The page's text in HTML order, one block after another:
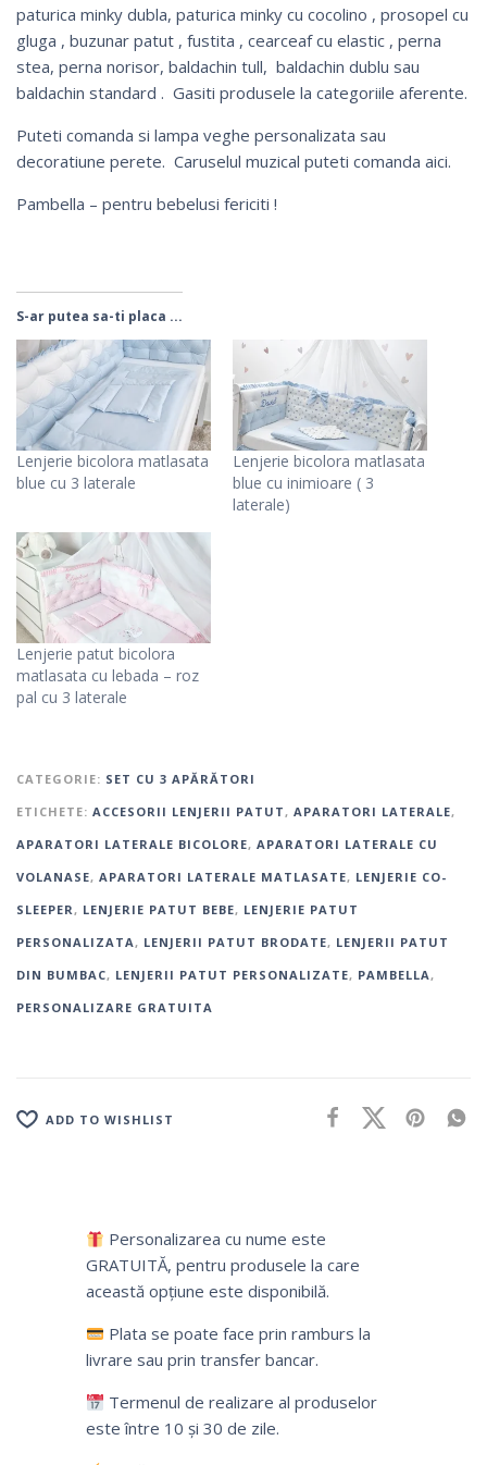
paturica minky dubla, paturica minky cu cocolino , prosopel cu
gluga , buzunar patut , fustita , cearceaf cu elastic , perna
stea, perna norisor, baldachin tull, baldachin dublu sau
baldachin standard . Gasiti produsele la categoriile aferente.
Puteti comanda si lampa veghe personalizata sau
decoratiune perete. Caruselul muzical puteti comanda aici.
Pambella – pentru bebelusi fericiti !
S-ar putea sa-ti placa ...
Lenjerie bicolora matlasata
blue cu 3 laterale
Lenjerie bicolora matlasata
blue cu inimioare ( 3
laterale)
Lenjerie patut bicolora
matlasata cu lebada – roz
pal cu 3 laterale
CATEGORIE: SET CU 3 APĂRĂTORI
ETICHETE: ACCESORII LENJERII PATUT, APARATORI LATERALE,
APARATORI LATERALE BICOLORE, APARATORI LATERALE CU
VOLANASE, APARATORI LATERALE MATLASATE, LENJERIE CO-
SLEEPER, LENJERIE PATUT BEBE, LENJERIE PATUT
PERSONALIZATA, LENJERII PATUT BRODATE, LENJERII PATUT
DIN BUMBAC, LENJERII PATUT PERSONALIZATE, PAMBELLA,
PERSONALIZARE GRATUITA
ADD TO WISHLIST
Personalizarea cu nume este
GRATUITĂ, pentru produsele la care
această opțiune este disponibilă.
Plata se poate face prin ramburs la
livrare sau prin transfer bancar.
Termenul de realizare al produselor
este între 10 și 30 de zile.